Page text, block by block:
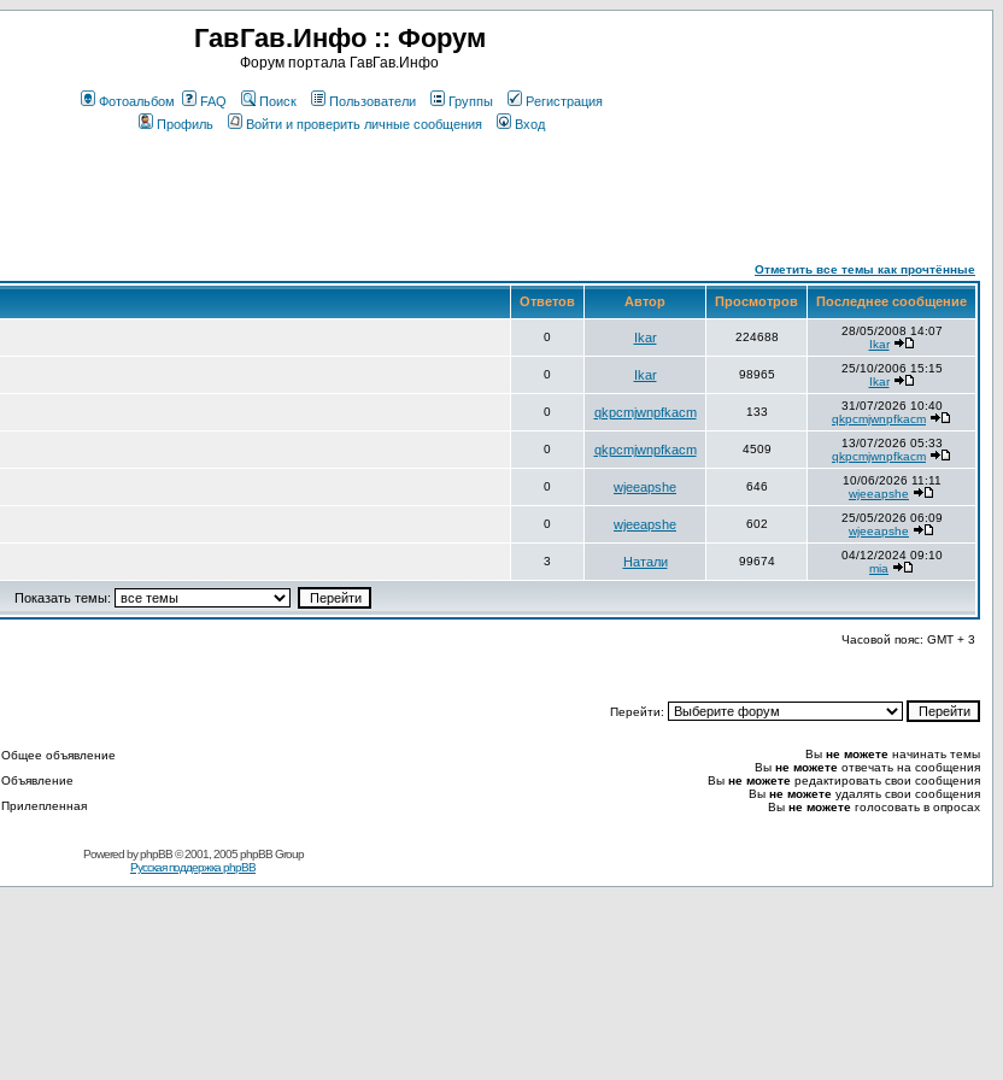
ГавГав.Инфо :: Форум
Форум портала ГавГав.Инфо
Фотоальбом FAQ Поиск Пользователи Группы
Регистрация
Профиль
Войти и проверить личные сообщения Вход
Отметить все темы как прочтённые
Ответов Автор Просмотров Последнее сообщение
0 Ikar 224688
28/05/2008 14:07
Ikar
0 Ikar 98965
25/10/2006 15:15
Ikar
0 qkpcmjwnpfkacm 133
31/07/2026 10:40
qkpcmjwnpfkacm
0 qkpcmjwnpfkacm 4509
13/07/2026 05:33
qkpcmjwnpfkacm
0 wjeeapshe 646
10/06/2026 11:11
wjeeapshe
0 wjeeapshe 602
25/05/2026 06:09
wjeeapshe
3 Натали 99674
04/12/2024 09:10
mia
Показать темы:
Часовой пояс: GMT + 3
Перейти:
Общее объявление
Объявление
Прилепленная
Вы не можете начинать темы
Вы не можете отвечать на сообщения
Вы не можете редактировать свои сообщения
Вы не можете удалять свои сообщения
Вы не можете голосовать в опросах
Powered byphpBB© 2001, 2005 phpBB Group
Русская поддержка phpBB